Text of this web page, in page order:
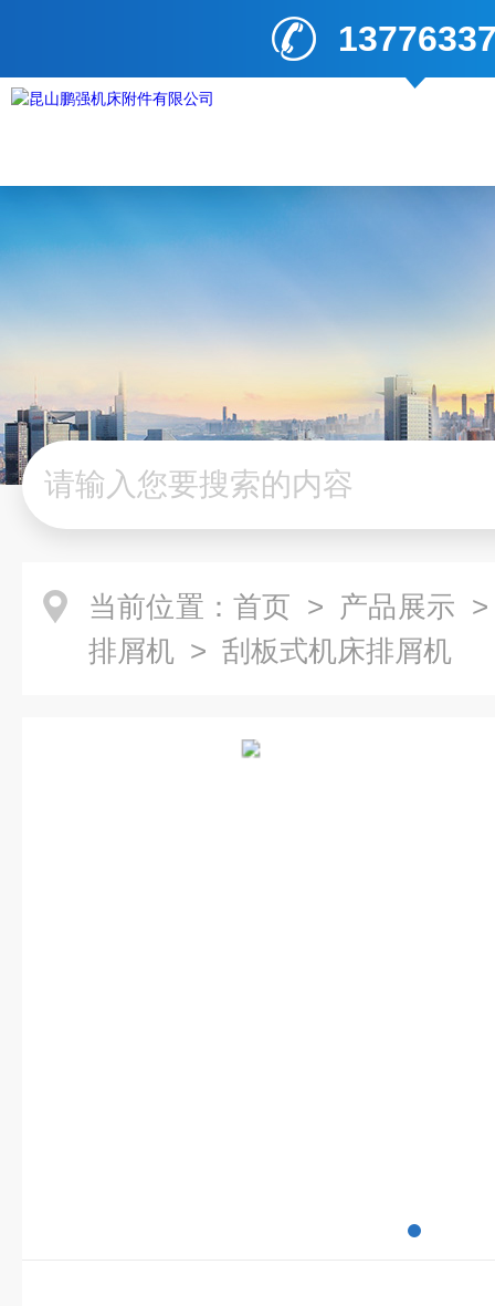
当前位置： 首页 > 产品展示
排屑机 > 刮板式机床排屑机